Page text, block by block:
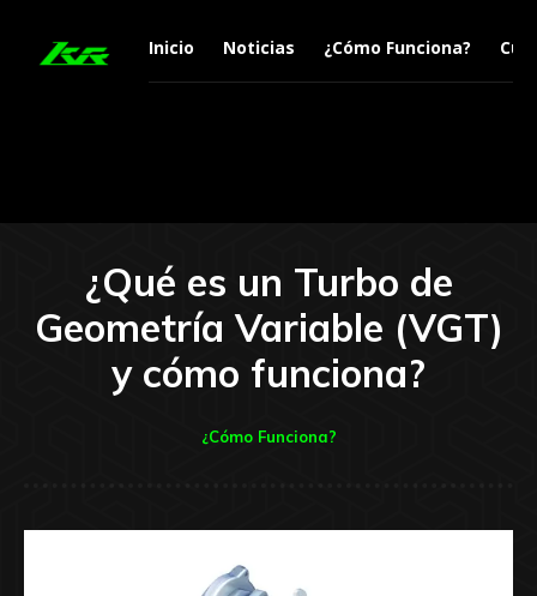
Inicio Noticias ¿Cómo Funciona?
¿Qué es un Turbo de
Geometría Variable (VGT)
y cómo funciona?
¿Cómo Funciona?